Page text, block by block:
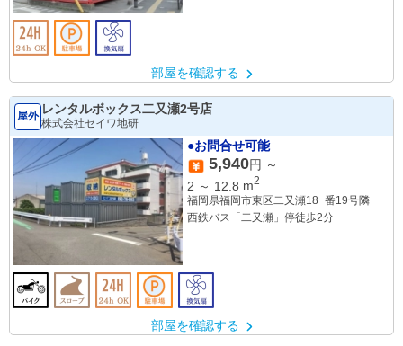
部屋を確認する
屋外 レンタルボックス二又瀬2号店
株式会社セイワ地研
●お問合せ可能
5,940円 ～
2 ～ 12.8 m2
福岡県福岡市東区二又瀬18−番19号隣
西鉄バス「二又瀬」停徒歩2分
部屋を確認する